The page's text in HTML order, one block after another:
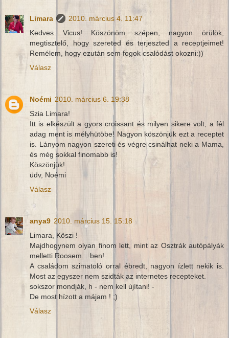
Limara
2010. március 4. 11:47
Kedves Vicus! Köszönöm szépen, nagyon örülök,
megtisztelő, hogy szereted és terjeszted a receptjeimet!
Remélem, hogy ezután sem fogok csalódást okozni:))
Válasz
Noémi 2010. március 6. 19:38
Szia Limara!
Itt is elkészült a gyors croissant és milyen sikere volt, a fél
adag ment is mélyhütöbe! Nagyon köszönjük ezt a receptet
is. Lányom nagyon szereti és végre csinálhat neki a Mama,
és még sokkal finomabb is!
Köszönjük!
üdv, Noémi
Válasz
anya9 2010. március 15. 15:18
Limara, Köszi !
Majdhogynem olyan finom lett, mint az Osztrák autópályák
melletti Roosem... ben!
A családom szimatoló orral ébredt, nagyon ízlett nekik is.
Most az egyszer nem szidták az internetes recepteket.
sokszor mondják, h - nem kell újítani! -
De most hízott a májam ! ;)
Válasz